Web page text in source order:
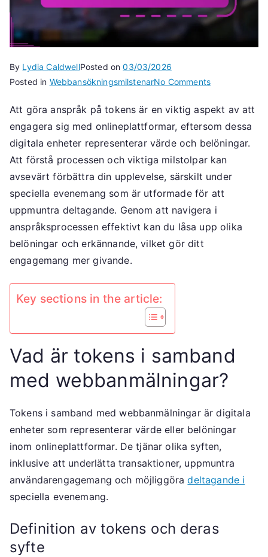
By Lydia CaldwellPosted on03/03/2026
Posted in WebbansökningsmilstenarNo Commentson
på
tokens:
Web
Claim-
milstolpar,
evenemang,
Att göra anspråk på tokens är en viktig aspekt av att
engagera sig med onlineplattformar, eftersom dessa
digitala enheter representerar värde och belöningar.
Att förstå processen och viktiga milstolpar kan
avsevärt förbättra din upplevelse, särskilt under
speciella evenemang som är utformade för att
uppmuntra deltagande. Genom att navigera i
anspråksprocessen effektivt kan du låsa upp olika
belöningar och erkännande, vilket gör ditt
engagemang mer givande.
Key sections in the article:
Vad är tokens i samband
med webbanmälningar?
Tokens i samband med webbanmälningar är digitala
enheter som representerar värde eller belöningar
inom onlineplattformar. De tjänar olika syften,
inklusive att underlätta transaktioner, uppmuntra
användarengagemang och möjliggöradeltagande i
speciella evenemang.
Definition av tokens och deras
syfte